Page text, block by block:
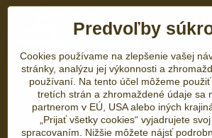
Predvoľby
Cookies používame na zlepšenie vašej
stránky, analýzu jej výkonnosti a
používaní. Na tento účel môžeme
tretích strán a zhromaždené údaje sa
partnerom v EÚ, USA alebo iných
„Prijať všetky cookies“ vyjadrujete
spracovaním. Nižšie môžete nájsť